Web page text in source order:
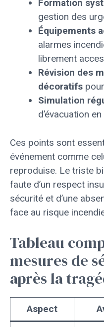
Formation
gestion des
Équipements
alarmes
librement
Révision des
décoratifs
Simulation
d’évacuation
Ces points sont
événement comme
reproduise. Le triste
faute d’un respect
sécurité et d’une
face au risque
Tableau
mesures de
après la
Aspect